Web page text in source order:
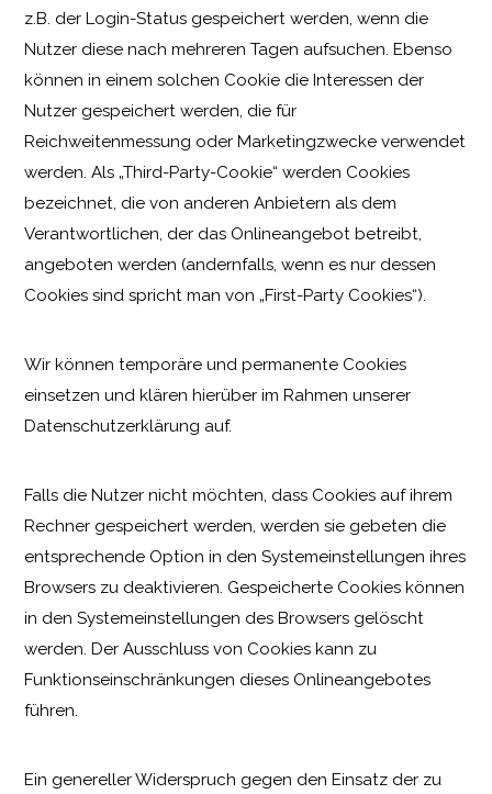
z.B. der Login-Status gespeichert werden, wenn die
Nutzer diese nach mehreren Tagen aufsuchen. Ebenso
können in einem solchen Cookie die Interessen der
Nutzer gespeichert werden, die für
Reichweitenmessung oder Marketingzwecke verwendet
werden. Als „Third-Party-Cookie“ werden Cookies
bezeichnet, die von anderen Anbietern als dem
Verantwortlichen, der das Onlineangebot betreibt,
angeboten werden (andernfalls, wenn es nur dessen
Cookies sind spricht man von „First-Party Cookies“).
Wir können temporäre und permanente Cookies
einsetzen und klären hierüber im Rahmen unserer
Datenschutzerklärung auf.
Falls die Nutzer nicht möchten, dass Cookies auf ihrem
Rechner gespeichert werden, werden sie gebeten die
entsprechende Option in den Systemeinstellungen ihres
Browsers zu deaktivieren. Gespeicherte Cookies können
in den Systemeinstellungen des Browsers gelöscht
werden. Der Ausschluss von Cookies kann zu
Funktionseinschränkungen dieses Onlineangebotes
führen.
Ein genereller Widerspruch gegen den Einsatz der zu